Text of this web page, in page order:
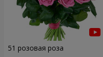
51 розовая роза